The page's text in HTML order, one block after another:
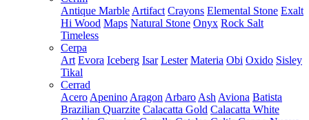
Antique Marble Artifact Crayons Elemental Stone Exalt
Hi Wood Maps Natural Stone Onyx Rock Salt
Timeless
Cerpa
Art Evora Iceberg Isar Lester Materia Obi Oxido Sisley
Tikal
Cerrad
Acero Apenino Aragon Arbaro Ash Aviona Batista
Brazilian Quarzite Calacatta Gold Calacatta White